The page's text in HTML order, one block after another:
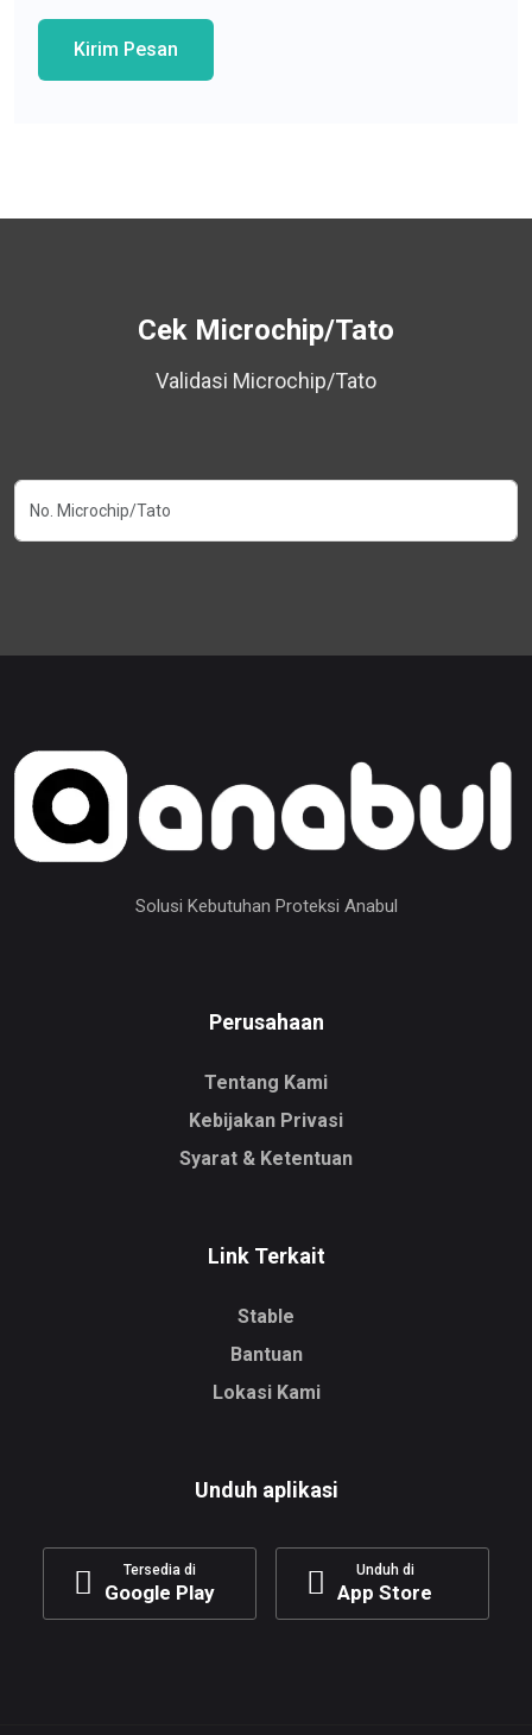
Kirim Pesan
Cek Microchip/Tato
Validasi Microchip/Tato
Solusi Kebutuhan Proteksi Anabul
Perusahaan
Tentang Kami
Kebijakan Privasi
Syarat & Ketentuan
Link Terkait
Stable
Bantuan
Lokasi Kami
Unduh aplikasi
Tersedia di
Google Play
Unduh di
App Store